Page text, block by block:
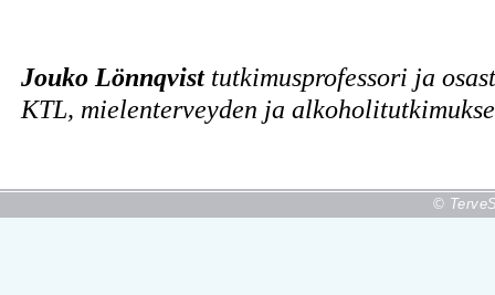
Jouko Lönnqvisttutkimusprofessori ja
KTL, mielenterveyden ja
©